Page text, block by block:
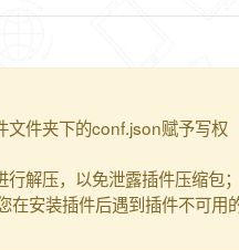
文件夹下的conf.json赋予写权
解压，以免泄露插件压缩包
在安装插件后遇到插件不可用